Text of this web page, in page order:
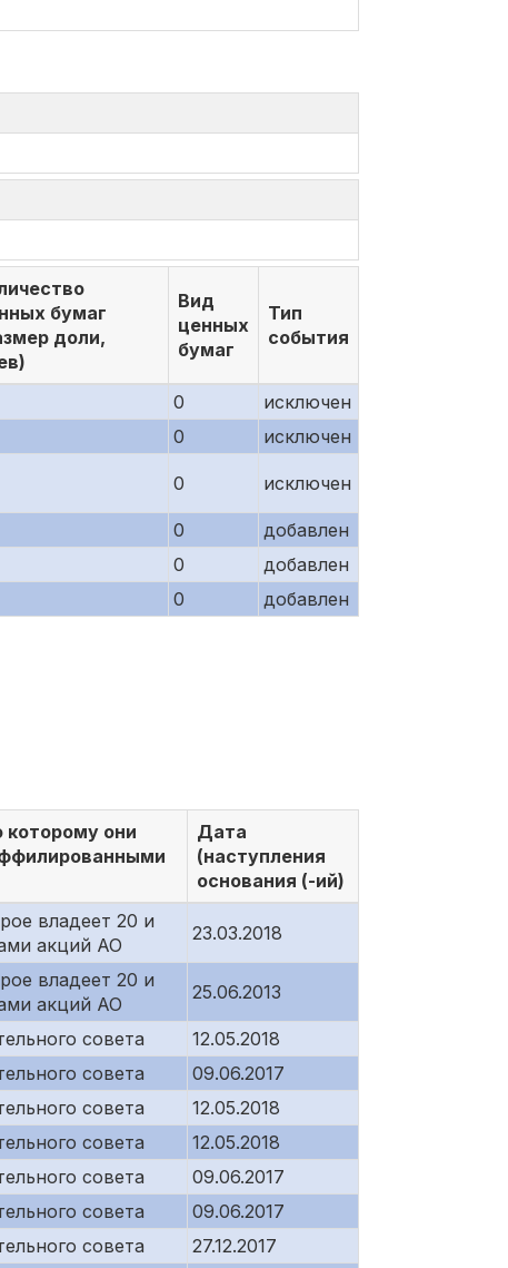
бумаг
доли,
Вид
ценных
бумаг
Тип
события
0
исключен
0
исключен
0 исключен
0
добавлен
0
добавлен
0 добавлен
которому они
Дата
(наступления
основания (-ий)
владеет 20 и
акций АО
23.03.2018
владеет 20 и
акций АО
25.06.2013
совета
12.05.2018
совета
09.06.2017
совета
12.05.2018
совета
12.05.2018
совета
09.06.2017
совета
09.06.2017
совета 27.12.2017